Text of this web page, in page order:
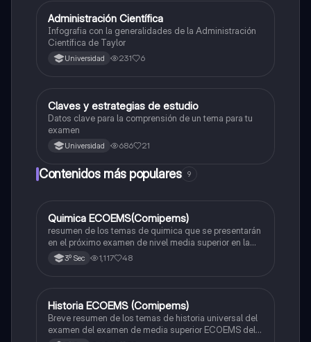
Introducción a las ciencias sociales
Administración Científica
Infografia con la generalidades de la Administración
Científica de Taylor
Universidad 231 6
Introducción a las ciencias sociales
Claves y estrategias de estudio
Datos clave para la comprensión de un tema para tu
examen
Universidad 686 21
Contenidos más populares 9
Química
Quimica ECOEMS(Comipems)
resumen de los temas de quimica que se presentarán
en el próximo examen de nivel media superior en la
zona metropolitana de el valle de México
3º Sec 1,117 48
Historia
Historia ECOEMS (Comipems)
Breve resumen de los temas de historia universal del
examen del examen de media superior ECOEMS del